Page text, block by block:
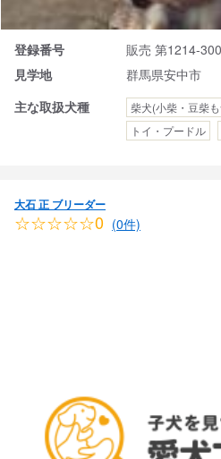
登録番号
販売 第1214-
見学地
群馬県安中市
主な取扱犬種
柴犬(小柴・豆柴
トイ・プードル
大石 正 ブリーダー
☆☆☆☆☆0 (0件)